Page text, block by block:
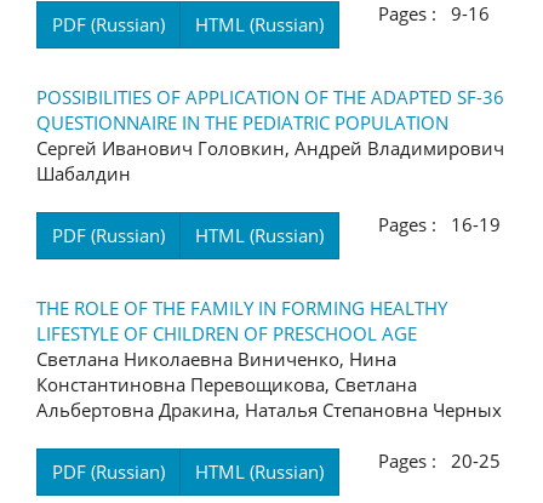
PDF (Russian) HTML (Russian) Pages : 9-16
POSSIBILITIES OF APPLICATION OF THE ADAPTED SF-36
QUESTIONNAIRE IN THE PEDIATRIC POPULATION
Сергей Иванович Головкин, Андрей Владимирович
Шабалдин
PDF (Russian) HTML (Russian) Pages : 16-19
THE ROLE OF THE FAMILY IN FORMING HEALTHY
LIFESTYLE OF CHILDREN OF PRESCHOOL AGE
Светлана Николаевна Виниченко, Нина
Константиновна Перевощикова, Светлана
Альбертовна Дракина, Наталья Степановна Черных
PDF (Russian) HTML (Russian) Pages : 20-25